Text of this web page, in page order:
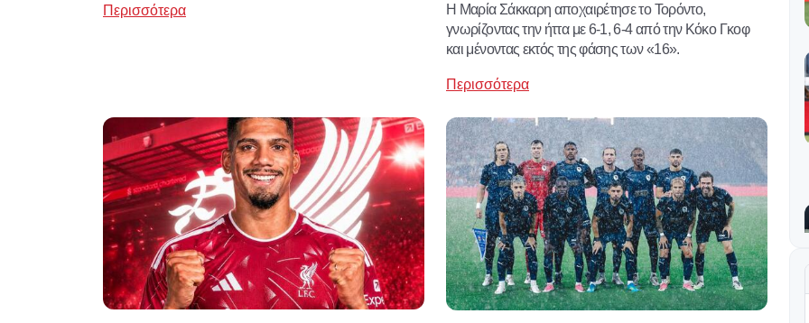
Περισσότερα
Η Μαρία Σάκκαρη αποχαιρέτησε το Τορόντο,
γνωρίζοντας την ήττα με 6-1, 6-4 από την Κόκο Γκοφ
και μένοντας εκτός της φάσης των «16».
Περισσότερα